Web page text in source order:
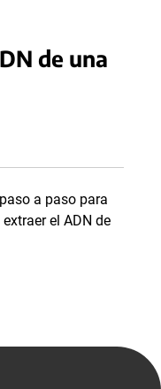
de una
a paso para
el ADN de